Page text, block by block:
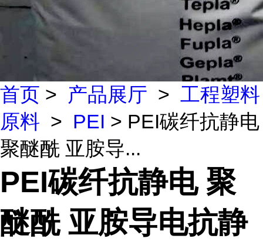
首页 > 产品展厅 > 工程塑料
原料 > PEI > PEI碳纤抗静电
聚醚酰 亚胺导...
PEI碳纤抗静电 聚
醚酰 亚胺导电抗静